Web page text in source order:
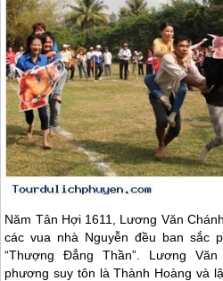
Năm Tân Hợi 1611, Lương Văn
các vua nhà Nguyễn đều ban sắc
“Thượng Đẳng Thần”. Lương
phương suy tôn là Thành Hoàng và